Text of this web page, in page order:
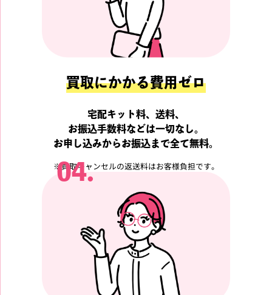
買取にかかる費用ゼロ
宅配キット料、送料、
お振込手数料などは一切なし。
お申し込みからお振込まで全て無料。
※買取キャンセルの返送料はお客様負担です。
04.